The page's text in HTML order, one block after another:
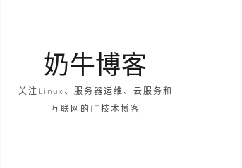
奶牛博客
关注Linux、服务器运维、云服务和
互联网的IT技术博客